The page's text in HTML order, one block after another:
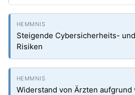
Steigende Cybersicherheits-
Risiken
Widerstand von Ärzten aufgrund